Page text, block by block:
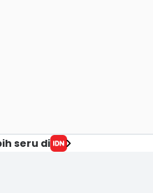
seru di